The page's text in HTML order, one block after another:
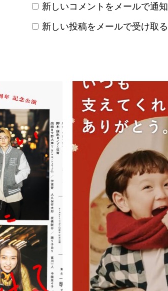
新しいコメントをメールで通知
新しい投稿をメールで受け取る